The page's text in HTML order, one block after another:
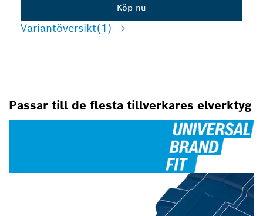
Köp nu
Variantöversikt(1)
Passar till de flesta tillverkares elverktyg